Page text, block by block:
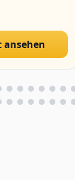
ansehen